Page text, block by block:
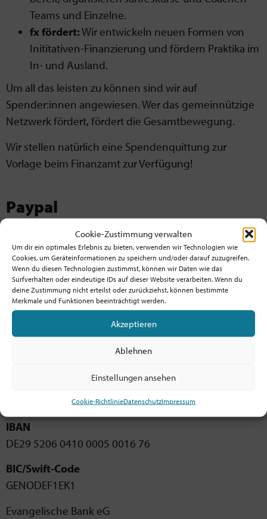
Cookie-Zustimmung verwalten
Um dir ein optimales Erlebnis zu bieten, verwenden wir Technologien wie
Cookies, um Geräteinformationen zu speichern und/oder darauf zuzugreifen.
Wenn du diesen Technologien zustimmst, können wir Daten wie das
Surfverhalten oder eindeutige IDs auf dieser Website verarbeiten. Wenn du
deine Zustimmung nicht erteilst oder zurückziehst, können bestimmte
Merkmale und Funktionen beeinträchtigt werden.
Akzeptieren
Ablehnen
Einstellungen ansehen
Cookie-RichtlinieDatenschutzImpressum
Teams und Einzelne.
fx fördert:Wir entwickeln neuen Formen von
Inititativen-Finanzierung und fördern Praktika im
In- und Ausland.
Um all das leisten zu können sind wir auf
Spender:innen angewiesen. Wer das gemeinnützige
Netzwerk fördert, fördert die Gesamtbewegung.
Wir stellen natürlich eine Spendenquittung zur
Vorlage beim Finanzamt zur Verfügung!
Paypal
Spende mit Paypal einfach digital per Kreditkarte oder
Lastschrift:
IBAN
DE29 5206 0410 0005 0016 76
BIC/Swift-Code
GENODEF1EK1
Evangelische Bank eG